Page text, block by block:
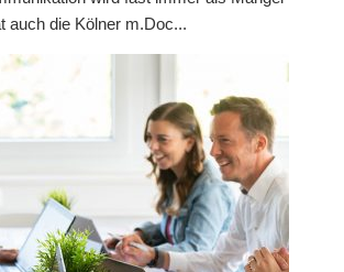
auch die Kölner m.Doc...